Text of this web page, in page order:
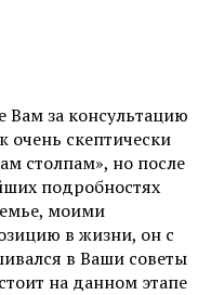
Вам за консультацию
скептически
столпам», но после
подробностях
моими
в жизни, он с
в Ваши советы
на данном этапе